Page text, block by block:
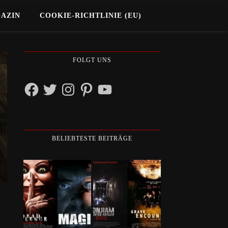
COOKIE-RICHTLINIE (EU)
FOLGT UNS
FacebookTwitterInstagramPinterestYouTube
BELIEBTESTE BEITRÄGE